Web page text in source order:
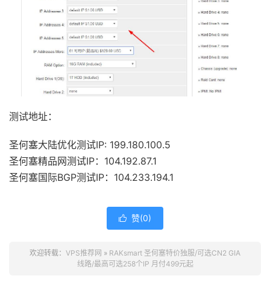
测试地址：
圣何塞大陆优化测试IP: 199.180.100.5
圣何塞精品网测试IP：104.192.87.1
圣何塞国际BGP测试IP：104.233.194.1
 赞(0)
欢迎转载： VPS推荐网 » RAKsmart 圣何塞特价独服/可选CN2 GIA
线路/最高可选258个IP 月付499元起